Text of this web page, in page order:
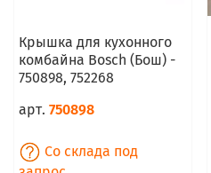
Крышка для кухонного
комбайна Bosch (Бош) -
750898, 752268
арт. 750898
Со склада под